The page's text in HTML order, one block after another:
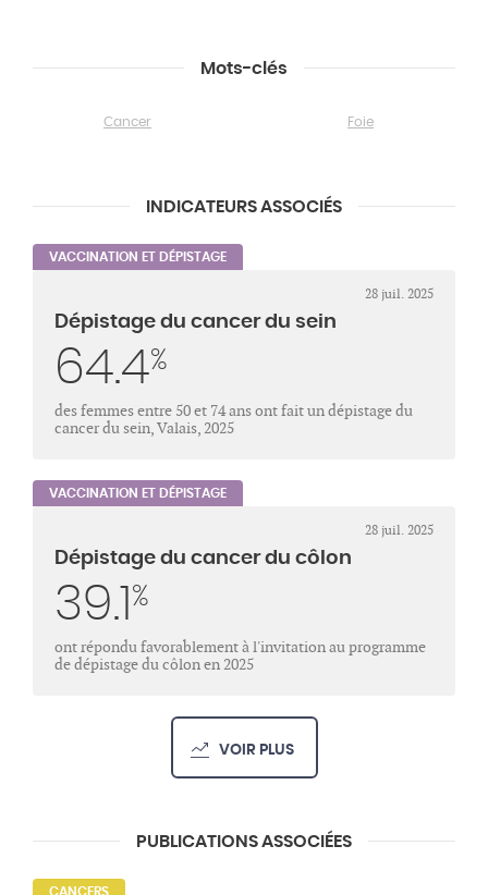
Mots-clés
Cancer Foie
INDICATEURS ASSOCIÉS
VACCINATION ET DÉPISTAGE
28 juil. 2025
Dépistage du cancer du sein
64.4%
des femmes entre 50 et 74 ans ont fait un dépistage du
cancer du sein, Valais, 2025
VACCINATION ET DÉPISTAGE
28 juil. 2025
Dépistage du cancer du côlon
39.1 %
ont répondu favorablement à l'invitation au programme
de dépistage du côlon en 2025
VOIR PLUS
PUBLICATIONS ASSOCIÉES
CANCERS